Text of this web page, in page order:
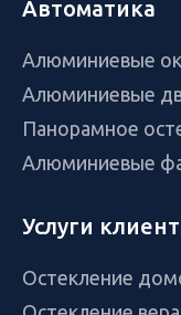
Автоматика
Алюминиевые
Алюминиевые
Панорамное
Алюминиевые
Услуги
Остекление